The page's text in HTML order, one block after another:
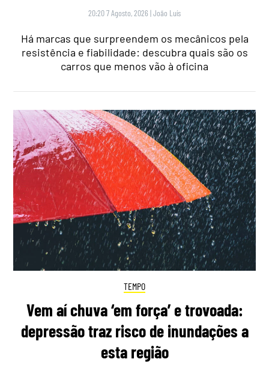
20:20 7 Agosto, 2026 |João Luís
Há marcas que surpreendem os mecânicos pela
resistência e fiabilidade: descubra quais são os
carros que menos vão à oficina
TEMPO
Vem aí chuva ‘em força’ e trovoada:
depressão traz risco de inundações a
esta região